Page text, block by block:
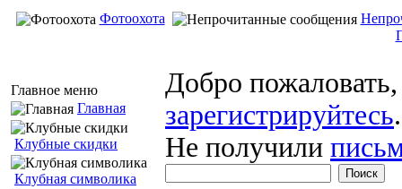
Фотоохота
Главное меню
Главная
Клубные скидки
Клубная символика
Добро
зарегистрируйтесь.
Не получили